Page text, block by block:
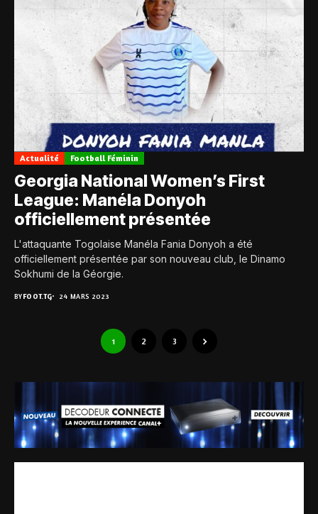
Actualité Football Féminin
Georgia National Women’s First
League: Manéla Donyoh
officiellement présentée
L'attaquante Togolaise Manéla Fania Donyoh a été
officiellement présentée par son nouveau club, le Dinamo
Sokhumi de la Géorgie.
BYFOOT.TG 24 MARS 2023
1 2 3